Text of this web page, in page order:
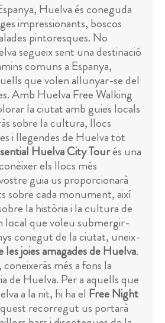
Huelva és coneguda
impressionants, boscos
pintoresques. No
segueix sent una destinació
comuns a Espanya,
que volen allunyar-se del
Amb Huelva Free Walking
la ciutat amb guies locals
sobre la cultura, llocs
i llegendes de Huelva tot
Huelva City Tourés una
els llocs més
guia us proporcionarà
sobre cada monument, així
la història i la cultura de
local que voleu submergir-
conegut de la ciutat, uneix-
les joies amagades de Huelva.
més a fons la
de Huelva. Per a aquells que
a la nit, hi ha el Free Night
recorregut us portarà